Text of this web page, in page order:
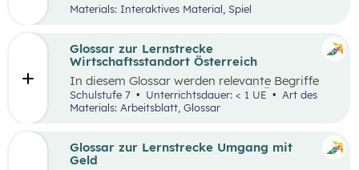
Unternehmen“ vertiefend behandelt. Im
einer komplexen Fragestellung an der
Schnittstelle von Gesellschaft, Wirtschaft und
Materials: Interaktives Material, Spiel
Glossar zur Lernstrecke
Wirtschaftsstandort Österreich
In diesem Glossar werden relevante Begriffe
zum Thema „Wirtschaftsstandort Österreich“
erklärt. Zusätzlich gibt es Arbeitsblätter zu
ausgewählten Begriffen.
Schulstufe 7 Unterrichtsdauer: < 1 UE
Materials: Arbeitsblatt, Glossar
Glossar zur Lernstrecke Umgang mit
Geld